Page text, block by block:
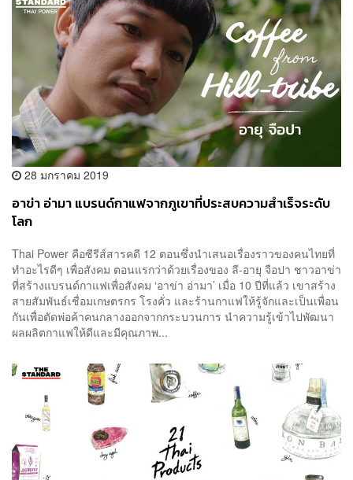
28 มกราคม 2019
อาข่า อ่ามา แบรนด์กาแฟจากภูเขาที่ประสบความสำเร็จระดับ
โลก
Thai Power คือซีรีส์สารคดี 12 ตอนซึ่งนำเสนอเรื่องราวของคนไทยที่
ทำอะไรดีๆ เพื่อสังคม ตอนแรกว่าด้วยเรื่องของ ลี-อายุ จือปา ชาวอาข่า
ที่สร้างแบรนด์กาแฟเพื่อสังคม ‘อาข่า อ่ามา’ เมื่อ 10 ปีที่แล้ว เขาสร้าง
สายสัมพันธ์เชื่อมเกษตรกร โรงคั่ว และร้านกาแฟให้รู้จักและเป็นเพื่อน
กันเพื่อตัดพ่อค้าคนกลางออกจากกระบวนการ นำความรู้เข้าไปพัฒนา
ผลผลิตกาแฟให้ดีและมีคุณภาพ...